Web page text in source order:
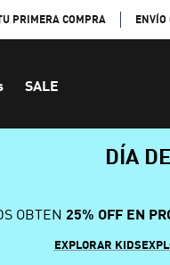
PRIMERA COMPRA ENVÍO
SALE
DÍA
OBTEN 25% OFF EN
EXPLORAR KIDS